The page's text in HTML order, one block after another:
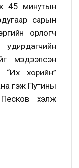
45 минутын
сарын
орлогч
мэдээлсэн
“Их хорийн”
гэж Путины
Песков хэлж